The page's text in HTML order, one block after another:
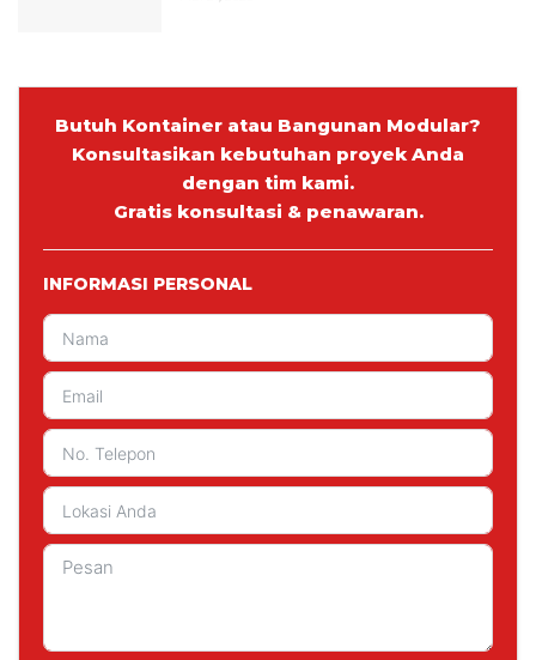
Butuh Kontainer atau Bangunan Modular?
Konsultasikan kebutuhan proyek Anda
dengan tim kami.
Gratis konsultasi & penawaran.
INFORMASI PERSONAL